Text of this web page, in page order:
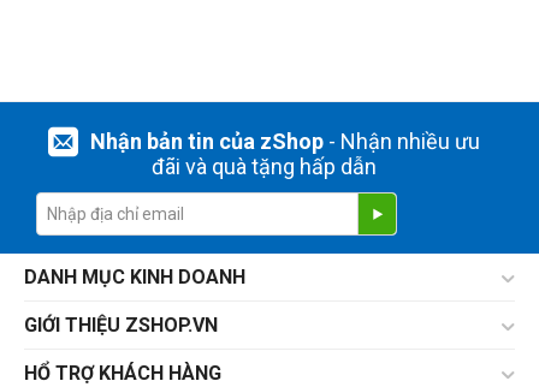
Nhận bản tin của zShop- Nhận nhiều ưu
đãi và quà tặng hấp dẫn
DANH MỤC KINH DOANH
GIỚI THIỆU ZSHOP.VN
HỔ TRỢ KHÁCH HÀNG